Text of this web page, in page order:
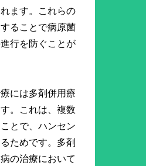
ます。これらの
ることで病原菌
行を防ぐことが
には多剤併用療
。これは、複数
とで、ハンセン
ためです。多剤
の治療において